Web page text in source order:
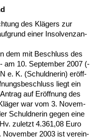
des Klägers zur
ei­ner In­sol­venz­an­
dem mit Be­schluss des
am 10. Sep­tem­ber 2007 (-
e. K. (Schuld­ne­rin) eröff­
liegt ein
auf Eröff­nung des
war vom 3. No­vem­
Schuld­ne­rin ge­gen ei­ne
zu­letzt 4.361,08 Eu­ro
No­vem­ber 2003 ist ver­ein­